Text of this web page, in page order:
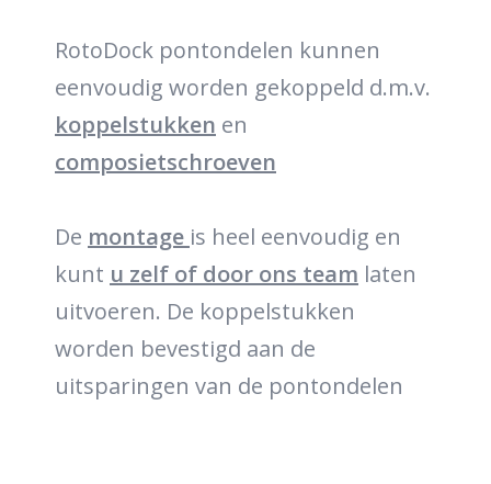
RotoDock pontondelen kunnen
eenvoudig worden gekoppeld d.m.v.
koppelstukken en
composietschroeven
De montage is heel eenvoudig en
kunt u zelf of door ons team laten
uitvoeren. De koppelstukken
worden bevestigd aan de
uitsparingen van de pontondelen